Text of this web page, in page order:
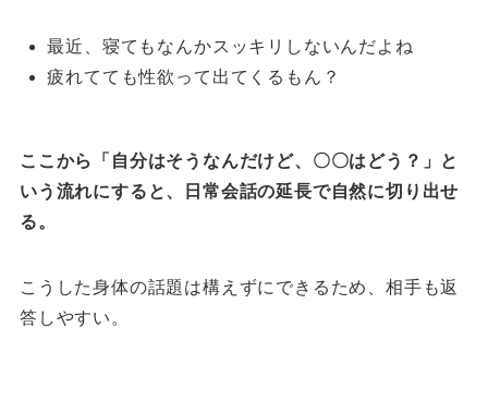
最近、寝てもなんかスッキリしないんだよね
疲れてても性欲って出てくるもん？
ここから「自分はそうなんだけど、〇〇はどう？」と
いう流れにすると、
日常会話の延長で自然に切り出せ
る。
こうした身体の話題は構えずにできるため、相手も返
答しやすい。